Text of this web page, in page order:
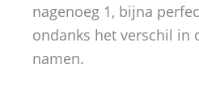
nagenoeg 1, bijna
ondanks het verschil in
namen.